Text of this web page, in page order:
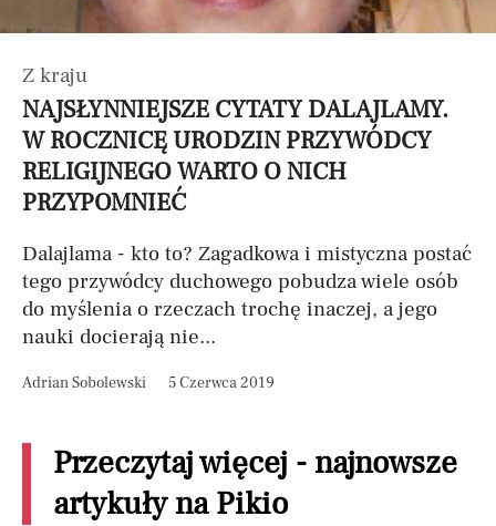
Z kraju
NAJSŁYNNIEJSZE CYTATY DALAJLAMY.
W ROCZNICĘ URODZIN PRZYWÓDCY
RELIGIJNEGO WARTO O NICH
PRZYPOMNIEĆ
Dalajlama - kto to? Zagadkowa i mistyczna postać
tego przywódcy duchowego pobudza wiele osób
do myślenia o rzeczach trochę inaczej, a jego
nauki docierają nie...
Adrian Sobolewski 5 Czerwca 2019
Przeczytaj więcej - najnowsze
artykuły na Pikio